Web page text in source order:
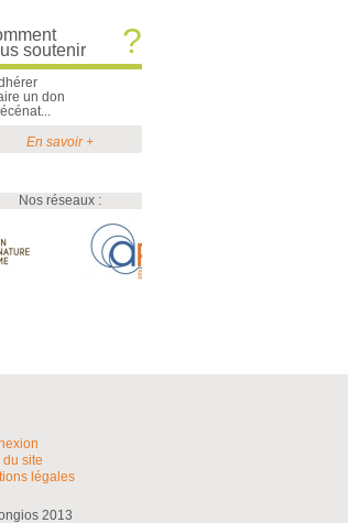
soutenir
?
un don
En savoir +
Nos réseaux :
du site
légales
2013